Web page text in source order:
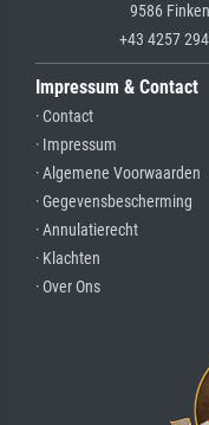
9586
+43 4257
Impressum & Contact
· Contact
· Impressum
· Algemene Voorwaarden
· Gegevensbescherming
· Annulatierecht
· Klachten
· Over Ons